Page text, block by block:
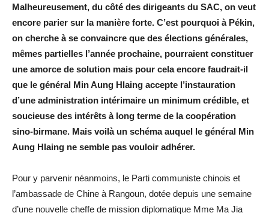
Malheureusement, du côté des dirigeants du SAC, on veut
encore parier sur la manière forte. C’est pourquoi à Pékin,
on cherche à se convaincre que des élections générales,
mêmes partielles l’année prochaine, pourraient constituer
une amorce de solution mais pour cela encore faudrait-il
que le général Min Aung Hlaing accepte l’instauration
d’une administration intérimaire un minimum crédible, et
soucieuse des intérêts à long terme de la coopération
sino-birmane. Mais voilà un schéma auquel le général Min
Aung Hlaing ne semble pas vouloir adhérer.
Pour y parvenir néanmoins, le Parti communiste chinois et
l’ambassade de Chine à Rangoun, dotée depuis une semaine
d’une nouvelle cheffe de mission diplomatique Mme Ma Jia